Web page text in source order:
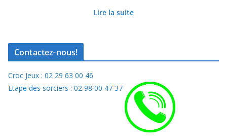
Lire la suite
Contactez-nous!
Croc Jeux : 02 29 63 00 46
Etape des sorciers : 02 98 00 47 37